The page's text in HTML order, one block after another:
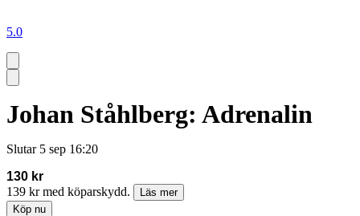
5.0
Johan Ståhlberg: Adrenalin
Slutar 5 sep 16:20
130 kr
139 kr med köparskydd.
Läs mer
Köp nu